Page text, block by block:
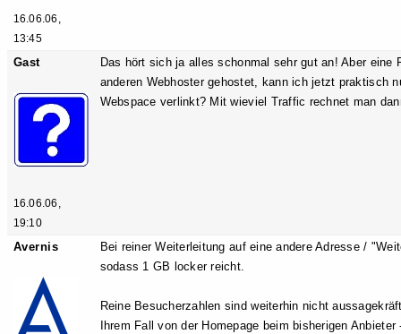
16.06.06,
13:45
Gast
16.06.06,
19:10
Das hört sich ja alles schonmal sehr gut an! Aber
anderen Webhoster gehostet, kann ich jetzt praktisch
Webspace verlinkt? Mit wieviel Traffic rechnet man
Avernis
Bei reiner Weiterleitung auf eine andere Adresse /
sodass 1 GB locker reicht.
Reine Besucherzahlen sind weiterhin nicht
Ihrem Fall von der Homepage beim bisherigen